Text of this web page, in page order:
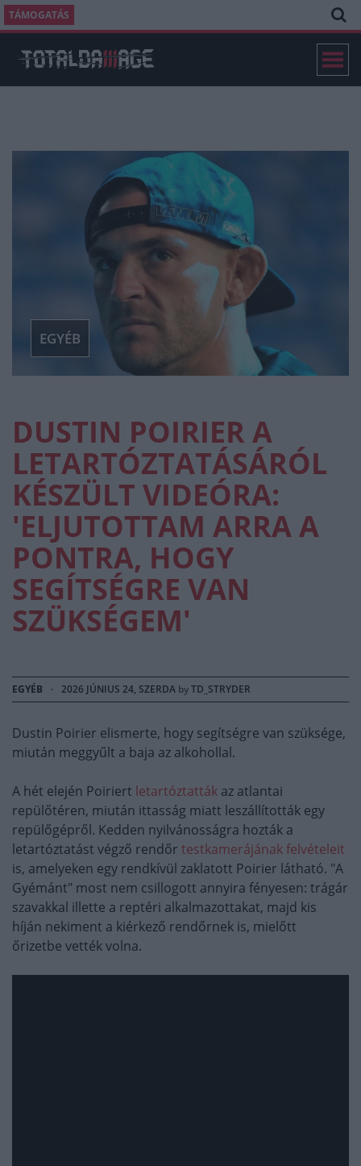
TÁMOGATÁS
EGYÉB
DUSTIN POIRIER A
LETARTÓZTATÁSÁRÓL
KÉSZÜLT VIDEÓRA:
'ELJUTOTTAM ARRA A
PONTRA, HOGY
SEGÍTSÉGRE VAN
SZÜKSÉGEM'
EGYÉB · 2026 JÚNIUS 24, SZERDA byTD_STRYDER
Dustin Poirier elismerte, hogy segítségre van szüksége,
miután meggyűlt a baja az alkohollal.
A hét elején Poiriert letartóztatták az atlantai
repülőtéren, miután ittasság miatt leszállították egy
repülőgépről. Kedden nyilvánosságra hozták a
letartóztatást végző rendőr testkamerájának felvételeit
is, amelyeken egy rendkívül zaklatott Poirier látható. "A
Gyémánt" most nem csillogott annyira fényesen: trágár
szavakkal illette a reptéri alkalmazottakat, majd kis
híján nekiment a kiérkező rendőrnek is, mielőtt
őrizetbe vették volna.